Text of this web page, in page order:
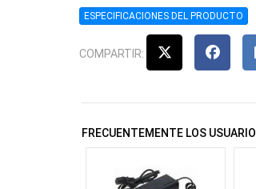
ESPECIFICACIONES DEL PRODUCTO
COMPARTIR:
FRECUENTEMENTE LOS